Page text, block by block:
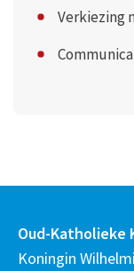
Verkiezing
Oud-Katholieke
Koningin